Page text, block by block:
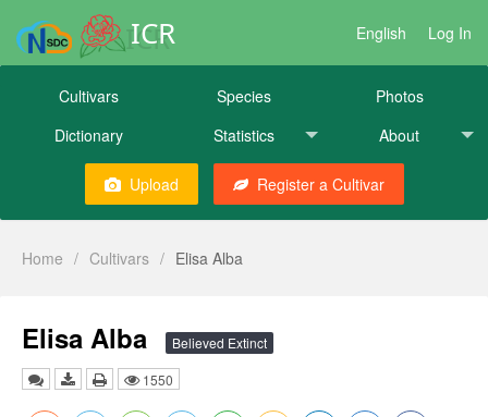
ICR English Log In
Cultivars Species
Photos
Dictionary
Statistics About
Upload Register a Cultivar
Home / Cultivars / Elisa Alba
Elisa Alba
Believed Extinct
1550